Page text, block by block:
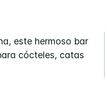
este hermoso bar
cócteles, catas